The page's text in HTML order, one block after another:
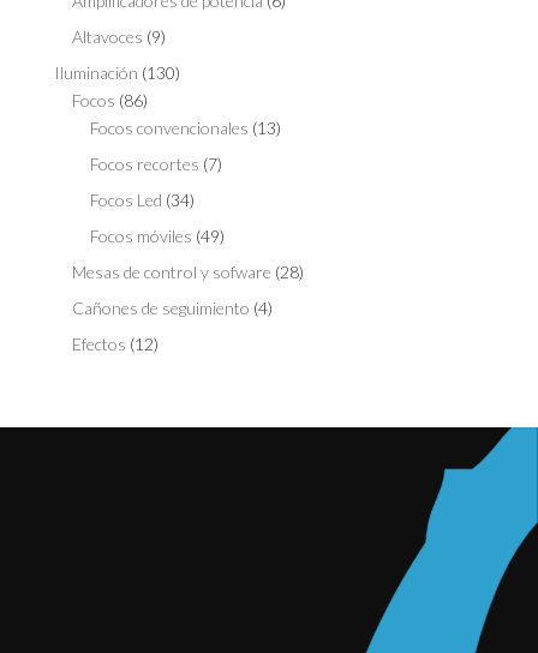
Altavoces (9)
Iluminación (130)
Focos (86)
Focos convencionales (13)
Focos recortes (7)
Focos Led (34)
Focos móviles (49)
Mesas de control y sofware (28)
Cañones de seguimiento (4)
Efectos (12)